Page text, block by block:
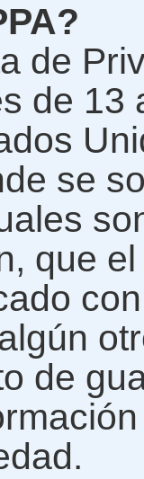
de
de 13
se
que
de